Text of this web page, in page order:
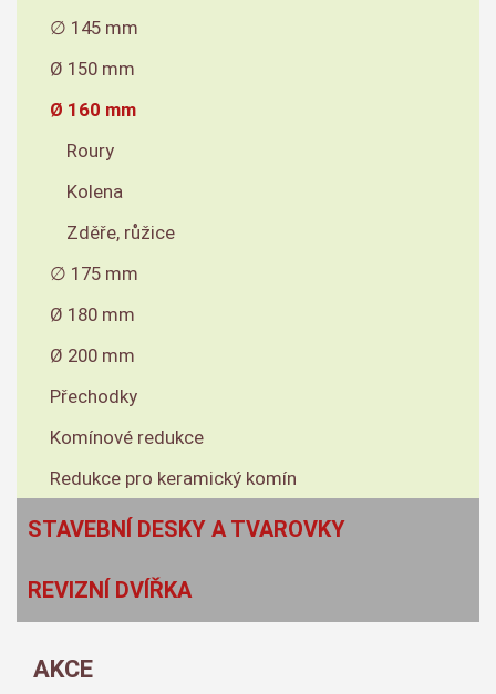
∅ 145 mm
Ø 150 mm
Ø 160 mm
Roury
Kolena
Zděře, růžice
∅ 175 mm
Ø 180 mm
Ø 200 mm
Přechodky
Komínové redukce
Redukce pro keramický komín
STAVEBNÍ DESKY A TVAROVKY
REVIZNÍ DVÍŘKA
AKCE